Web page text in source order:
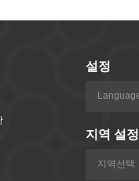
설정
지역 설정